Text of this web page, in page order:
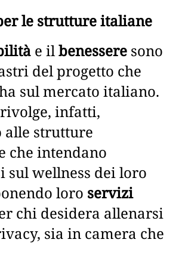
le strutture italiane
e ilbenessere sono
del progetto che
sul mercato italiano.
infatti,
alle strutture
che intendano
sul wellness dei loro
loro servizi
chi desidera allenarsi
sia in camera che